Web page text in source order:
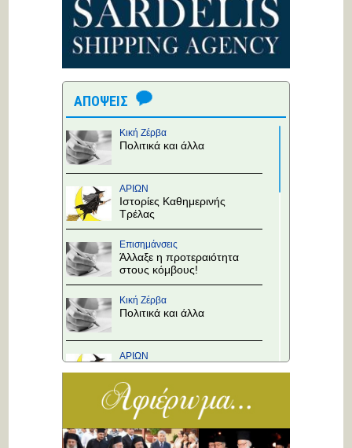
ΑΠΟΨΕΙΣ
Κική Ζέρβα
Πολιτικά και άλλα
ΑΡΙΩΝ
Ιστορίες Καθημερινής
Τρέλας
Επισημάνσεις
Άλλαξε η προτεραιότητα
στους κόμβους!
Κική Ζέρβα
Πολιτικά και άλλα
ΑΡΙΩΝ
Τρέλας
Επισημάνσεις
αποφασίσει